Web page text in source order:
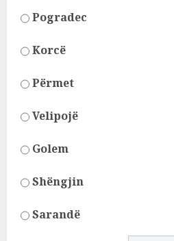
Pogradec
Korcë
Përmet
Velipojë
Golem
Shëngjin
Sarandë